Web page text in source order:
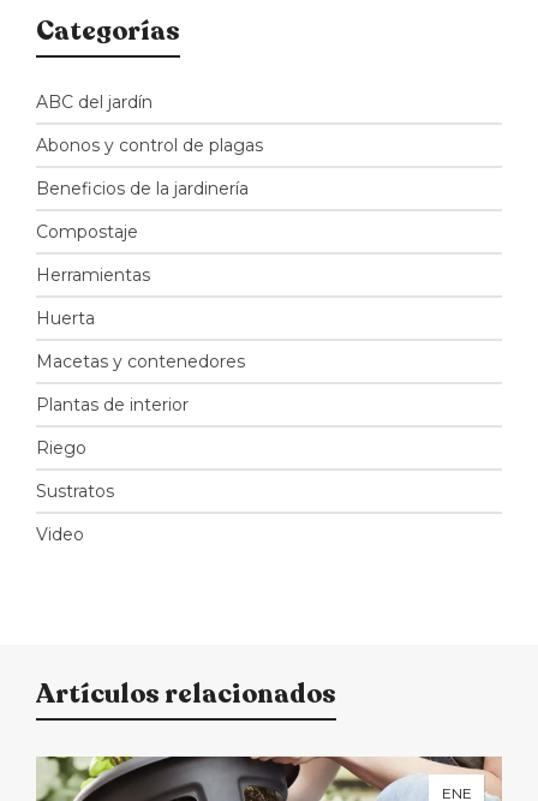
Categorías
ABC del jardín
Abonos y control de plagas
Beneficios de la jardinería
Compostaje
Herramientas
Huerta
Macetas y contenedores
Plantas de interior
Riego
Sustratos
Video
Artículos relacionados
ENE